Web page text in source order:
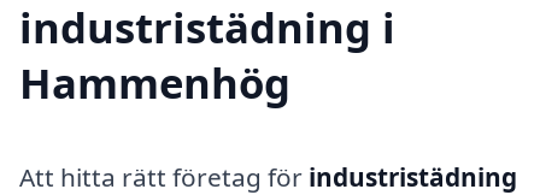
industristädning i
Hammenhög
Att hitta rätt företag för industristädning